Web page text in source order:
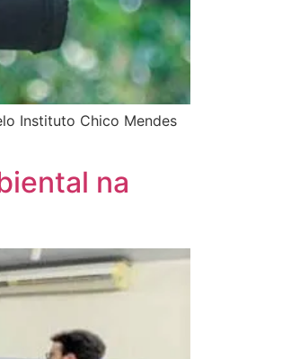
Instituto Chico Mendes
na